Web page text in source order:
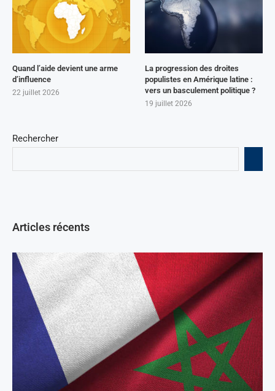
Rechercher
Articles récents
Quand l’aide devient une arme
d’influence
22 juillet 2026
La progression des droites
populistes en Amérique latine :
vers un basculement politique ?
19 juillet 2026